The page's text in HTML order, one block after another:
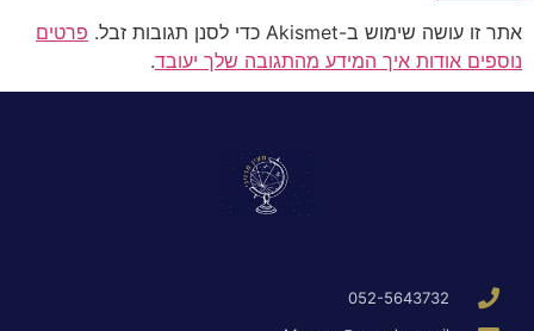
אתר זו עושה שימוש ב-Akismet כדי לסנן תגובות זבל.
פרטים
נוספים אודות איך המידע מהתגובה שלך יעובד.
052-5643732